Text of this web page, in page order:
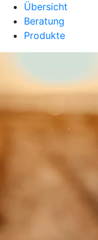
Übersicht
Beratung
Produkte